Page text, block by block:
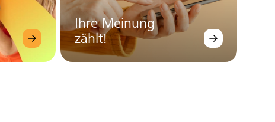
Ihre Meinung
zählt!